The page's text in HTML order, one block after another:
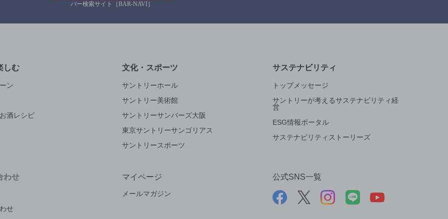
バー検索サイト［BAR-NAVI］
しむ
ン
酒レシピ
文化・スポーツ
サントリーホール
サントリー美術館
サントリーサンバーズ大阪
東京サントリーサンゴリアス
サントリースポーツ
サステナビリティ
トップメッセージ
サントリーが考えるサステナビリティ経
営
ESG情報ポータル
サステナビリティストーリーズ
わせ
せ
マイページ
メールマガジン
公式SNS一覧